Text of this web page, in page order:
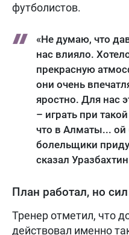
футболистов.
«Не думаю, что
нас влияло.
прекрасную
они очень
яростно. Для нас
– играть при
что в Алматы... ой
болельщики
сказал
План работал, но
Тренер отметил, что
действовал именно